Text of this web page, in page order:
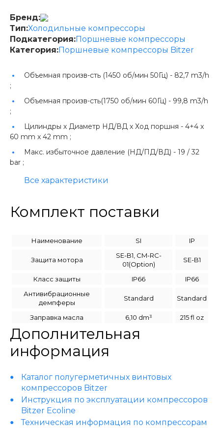
Бренд:
Тип:Холодильные компрессоры
Подкатегория:Поршневые компрессоры
Категория:Поршневые компрессоры Bitzer
Объемная произв-сть (1450 об/мин 50Гц) - 82,7 m3/h
;
Объемная произв-сть(1750 об/мин 60Гц) - 99,8 m3/h
;
Цилиндры х Диаметр НД/ВД х Ход поршня - 4+4 x
60 mm x 42 mm ;
Макс. избыточное давление (НД/ПД/ВД) - 19 / 32
bar ;
Все характеристики
Комплект поставки
Наименование SI IP
Защита мотора
SE-B1, CM-RC-
01(Option)
SE-B1
Класс защиты IP66
IP66
Антивибрационные
демпферы
Standard Standard
Заправка масла 6,10 dm³ 215 fl oz
Дополнительная
информация
Каталог полугерметичных винтовых
компрессоров Bitzer
Инструкция по эксплуатации компрессоров
Bitzer Ecoline
Техническая информация по компрессорам